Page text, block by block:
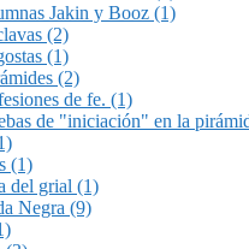
Jakin y Booz (1)
(2)
(1)
(2)
de fe. (1)
de "iniciación" en la
(1)
del grial (1)
Negra (9)